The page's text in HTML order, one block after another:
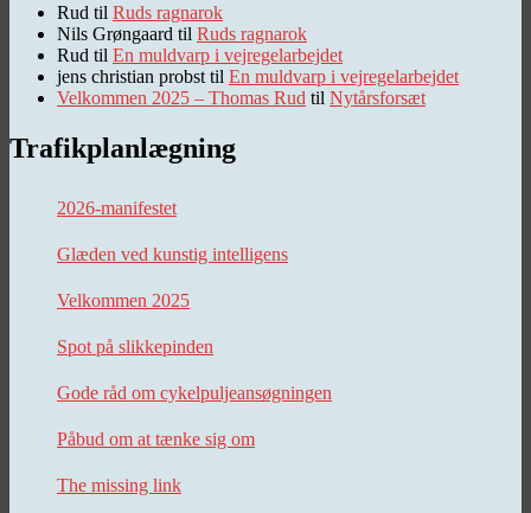
Rud til Ruds ragnarok
Nils Grøngaard til Ruds ragnarok
Rud til En muldvarp i vejregelarbejdet
jens christian probst til En muldvarp i vejregelarbejdet
Velkommen 2025 – Thomas Rud til Nytårsforsæt
Trafikplanlægning
2026-manifestet
Glæden ved kunstig intelligens
Velkommen 2025
Spot på slikkepinden
Gode råd om cykelpuljeansøgningen
Påbud om at tænke sig om
The missing link